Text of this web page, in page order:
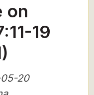
on
19
20